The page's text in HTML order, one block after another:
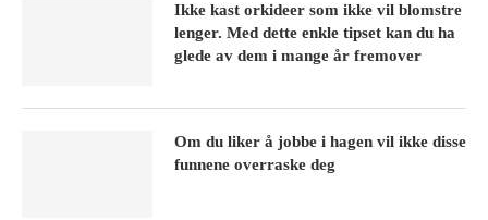
Ikke kast orkideer som ikke vil blomstre
lenger. Med dette enkle tipset kan du ha
glede av dem i mange år fremover
Om du liker å jobbe i hagen vil ikke disse
funnene overraske deg